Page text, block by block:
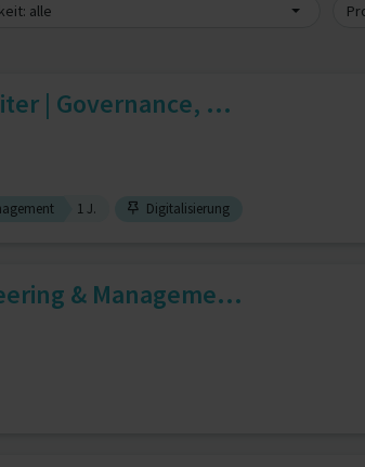
alle
| Governance, ...
1 J. Digitalisierung
& Manageme...